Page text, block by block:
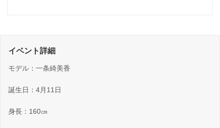
イベント詳細
モデル：一条綺美香
誕生日：4月11日
身長：160㎝